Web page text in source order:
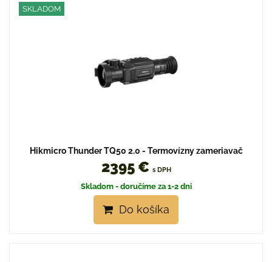
SKLADOM
Hikmicro Thunder TQ50 2.0 - Termovízny zameriavač
2395 € s DPH
Skladom - doručíme za 1-2 dni
Do košíka